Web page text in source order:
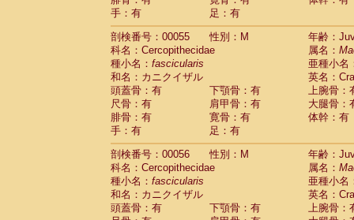
CercopithecidaeMacaca fuscata
CercopithecidaeMacaca fuscata
CercopithecidaeMacaca maura(1)
Cercopithecidae Macaca mulatta(45)
Cercopithecidae Macaca nemestrina(3)
Cercopithecidae Macaca nigra(1)
CercopithecidaeMacaca radiata(7)
CercopithecidaeMacaca silenus(0)
CercopithecidaeMacaca sinica (0)
CercopithecidaeMacaca sylvanus
CercopithecidaeMacaca thibetana (0)
Cercopithecidae Macaca tonkeana (0)
Cercopithecidae hybrid(1)
Cercopithecidae (0)
CercopithecidaeAllenopithecus
手：有
足：有
剖検番号：00055
性別：M
年齢：
科名：Cercopithecidae
属名：
種小名： fascicularis
亜種小名
和名：カニクイザル
英名：
頭蓋骨：有
下顎骨：有
上腕骨：
尺骨：有
肩甲骨：有
大腿骨：
腓骨：有
寛骨：有
体幹：有
手：有
足：有
剖検番号：00056
性別：M
年齢：
科名：Cercopithecidae
属名：
種小名： fascicularis
亜種小名
和名：カニクイザル
英名：
頭蓋骨：有
下顎骨：有
上腕骨：